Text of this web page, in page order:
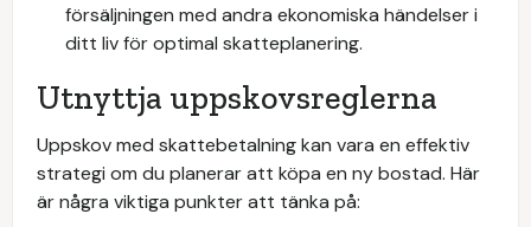
försäljningen med andra ekonomiska händelser i
ditt liv för optimal skatteplanering.
Utnyttja uppskovsreglerna
Uppskov med skattebetalning kan vara en effektiv
strategi om du planerar att köpa en ny bostad. Här
är några viktiga punkter att tänka på: